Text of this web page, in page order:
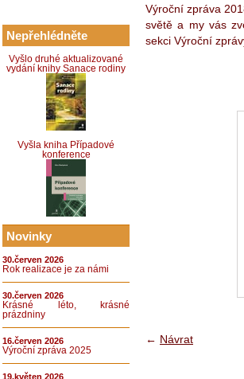
Nepřehlédněte
Vyšlo druhé aktualizované
vydání knihy Sanace rodiny
Vyšla kniha Případové
konference
Novinky
30.červen 2026
Rok realizace je za námi
30.červen 2026
Krásné léto, krásné
prázdniny
16.červen 2026
Výroční zpráva 2025
19.květen 2026
Výroční zpráva
světě a my vás
sekci Výroční
← Návrat